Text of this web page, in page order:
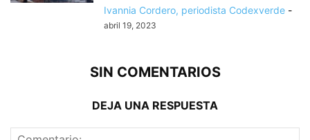
Ivannia Cordero, periodista Codexverde -
abril 19, 2023
SIN COMENTARIOS
DEJA UNA RESPUESTA